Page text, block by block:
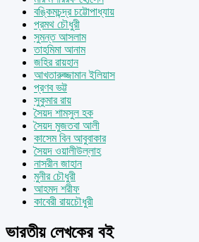
বঙ্কিমচন্দ্র চট্টোপাধ্যায়
প্রমথ চৌধুরী
সুমন্ত আসলাম
তাহমিমা আনাম
জহির রায়হান
আখতারুজ্জামান ইলিয়াস
প্রণব ভট্ট
সুকুমার রায়
সৈয়দ শামসুল হক
সৈয়দ মুজতবা আলী
কাসেম বিন আবুবাকার
সৈয়দ ওয়ালীউল্লাহ
নাসরীন জাহান
মুনীর চৌধুরী
আহমদ শরীফ
কাবেরী রায়চৌধুরী
ভারতীয় লেখকের বই